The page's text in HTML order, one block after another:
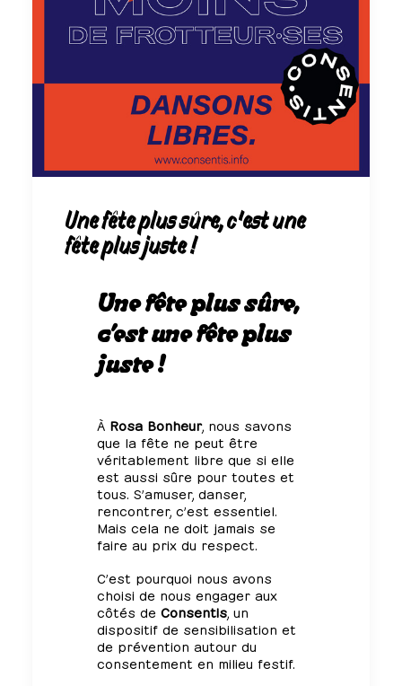
Une fête plus sûre, c’est une
fête plus juste !
Une fête plus sûre,
c’est une fête plus
juste !
À Rosa Bonheur, nous savons
que la fête ne peut être
véritablement libre que si elle
est aussi sûre pour toutes et
tous. S’amuser, danser,
rencontrer, c’est essentiel.
Mais cela ne doit jamais se
faire au prix du respect.
C’est pourquoi nous avons
choisi de nous engager aux
côtés de Consentis , un
dispositif de sensibilisation et
de prévention autour du
consentement en milieu festif.